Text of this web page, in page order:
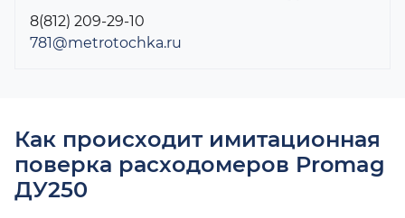
8(812) 209-29-10
781@metrotochka.ru
Как происходит имитационная
поверка расходомеров Promag
ДУ250